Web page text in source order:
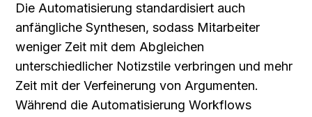
Die Automatisierung standardisiert auch
anfängliche Synthesen, sodass Mitarbeiter
weniger Zeit mit dem Abgleichen
unterschiedlicher Notizstile verbringen und mehr
Zeit mit der Verfeinerung von Argumenten.
Während die Automatisierung Workflows